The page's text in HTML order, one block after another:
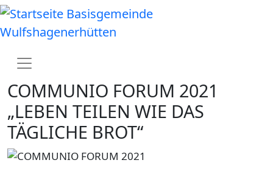
Direkt zum InhaltBasisgemeinde
Wulfshagenerhütten
COMMUNIO FORUM 2021
„LEBEN TEILEN WIE DAS
TÄGLICHE BROT“